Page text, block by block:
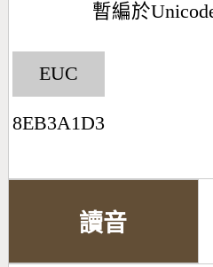
暫編於
EUC
8EB3A1D3
讀音